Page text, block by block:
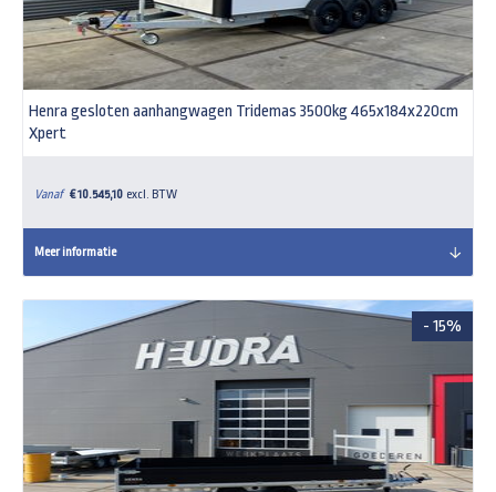
Henra gesloten aanhangwagen Tridemas 3500kg 465x184x220cm
Xpert
Vanaf € 10.545,10 excl. BTW
Meer informatie
- 15%